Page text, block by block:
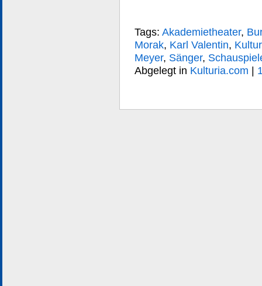
Tags: Akademietheater,
Morak, Karl Valentin, Kultur
Meyer, Sänger,
Abgelegt in Kulturia.com |